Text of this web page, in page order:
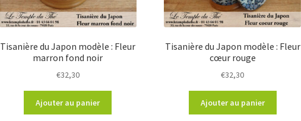
Tisanière du Japon modèle : Fleur
marron fond noir
€32,30
Ajouter au panier
Tisanière du Japon modèle : Fleur
cœur rouge
€32,30
Ajouter au panier